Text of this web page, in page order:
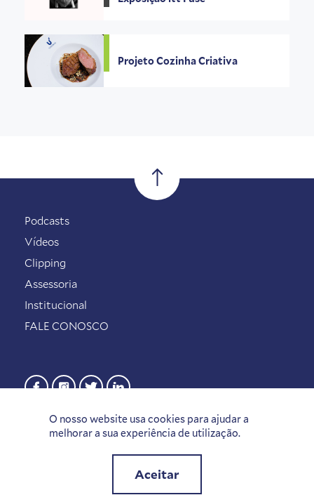
Projeto Cozinha Criativa
O nosso website usa cookies para ajudar a
melhorar a sua experiência de utilização.
Aceitar
Podcasts
Vídeos
Clipping
Assessoria
Institucional
FALE CONOSCO